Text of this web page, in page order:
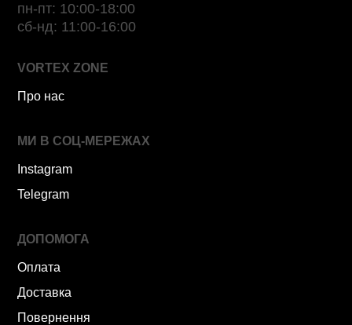
пн-пт: 10:00-18:00
сб-нд: 11:00-16:00
VORTEX ZONE
Про нас
МИ В СОЦ-МЕРЕЖАХ
Instagram
Telegram
ДОПОМОГА
Оплата
Доставка
Повернення